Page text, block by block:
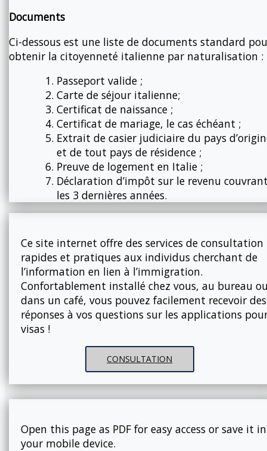
Documents
Ci-dessous est une liste de documents standard
obtenir la citoyenneté italienne par naturalisation :
Passeport valide ;
Carte de séjour italienne;
Certificat de naissance ;
Certificat de mariage, le cas échéant ;
Extrait de casier judiciaire du pays
et de tout pays de résidence ;
Preuve de logement en Italie ;
Déclaration d’impôt sur le revenu
les 3 dernières années.
Ce site internet offre des services de consultation
rapides et pratiques aux individus cherchant de
l’information en lien à l’immigration.
Confortablement installé chez vous, au bureau
dans un café, vous pouvez facilement recevoir des
réponses à vos questions sur les applications
visas !
CONSULTATION
Open this page as PDF for easy access or save it in
your mobile device.